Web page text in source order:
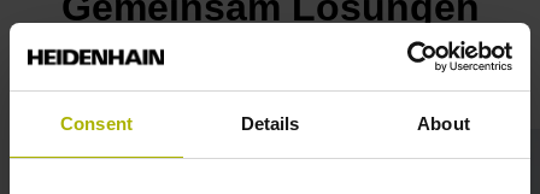
Consent Details About
entwickeln!